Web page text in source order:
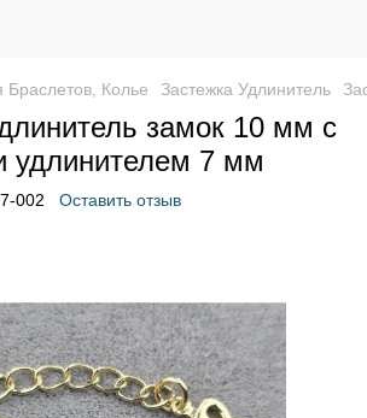
Браслетов, Колье Застежка Удлинитель
замок 10 мм с
удлинителем 7 мм
002 Оставить отзыв